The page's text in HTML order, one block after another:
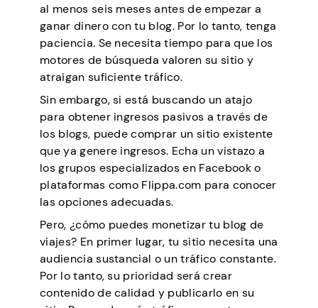
al menos seis meses antes de empezar a
ganar dinero con tu blog. Por lo tanto, tenga
paciencia. Se necesita tiempo para que los
motores de búsqueda valoren su sitio y
atraigan suficiente tráfico.
Sin embargo, si está buscando un atajo
para obtener ingresos pasivos a través de
los blogs, puede comprar un sitio existente
que ya genere ingresos. Echa un vistazo a
los grupos especializados en Facebook o
plataformas como Flippa.com para conocer
las opciones adecuadas.
Pero, ¿cómo puedes monetizar tu blog de
viajes? En primer lugar, tu sitio necesita una
audiencia sustancial o un tráfico constante.
Por lo tanto, su prioridad será crear
contenido de calidad y publicarlo en su